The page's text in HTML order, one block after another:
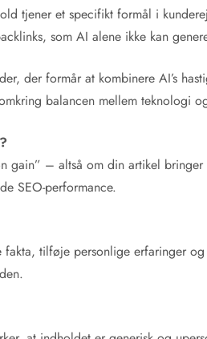
tjener et specifikt formål i
som AI alene ikke kan
der formår at kombinere AI’s
balancen mellem teknologi
– altså om din artikel
SEO-performance.
tilføje personlige erfaringer